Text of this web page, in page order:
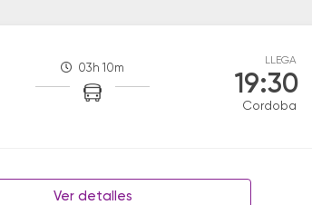
03h 10m
LLEGA
19:30
Cordoba
Ver detalles